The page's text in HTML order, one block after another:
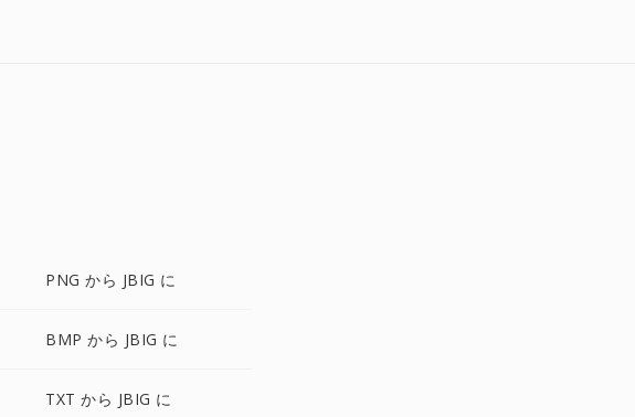
PNG から JBIG に
BMP から JBIG に
TXT から JBIG に